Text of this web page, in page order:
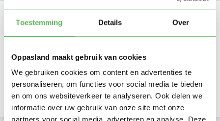
Toestemming Details Over
Oppasland maakt gebruik van cookies
We gebruiken cookies om content en advertenties te
personaliseren, om functies voor social media te bieden
en om ons websiteverkeer te analyseren. Ook delen we
informatie over uw gebruik van onze site met onze
Kan oppassen op
Ma Di Wo Do Vr Za
Zo
Middag
Namiddag
Nacht
NIEUW